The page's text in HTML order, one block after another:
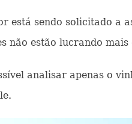
está sendo solicitado a
não estão lucrando mais
analisar apenas o